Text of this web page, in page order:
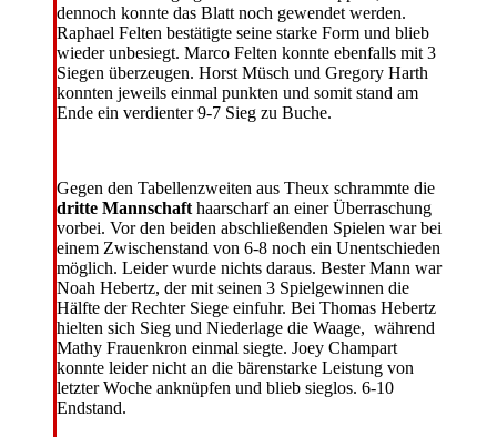
dennoch konnte das Blatt noch gewendet werden.
Raphael Felten bestätigte seine starke Form und blieb
wieder unbesiegt. Marco Felten konnte ebenfalls mit 3
Siegen überzeugen. Horst Müsch und Gregory Harth
konnten jeweils einmal punkten und somit stand am
Ende ein verdienter 9-7 Sieg zu Buche.
​Gegen den Tabellenzweiten aus Theux schrammte die
dritte Mannschaft haarscharf an einer Überraschung
vorbei. Vor den beiden abschließenden Spielen war bei
einem Zwischenstand von 6-8 noch ein Unentschieden
möglich. Leider wurde nichts daraus. Bester Mann war
Noah Hebertz, der mit seinen 3 Spielgewinnen die
Hälfte der Rechter Siege einfuhr. Bei Thomas Hebertz
hielten sich Sieg und Niederlage die Waage, während
Mathy Frauenkron einmal siegte. Joey Champart
konnte leider nicht an die bärenstarke Leistung von
letzter Woche anknüpfen und blieb sieglos. 6-10
Endstand.